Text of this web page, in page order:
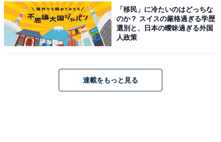
次ページ
ングで描いた作品「移民」に冷たいのはどっちな
のか？ スイスの厳格過ぎる学歴
選別と、日本の曖昧過ぎる外国
人政策
連載をもっと見る